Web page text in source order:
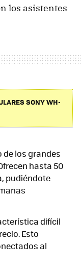
los asistentes
SONY WH-
de los grandes
hasta 50
pudiéndote
difícil
Esto
al